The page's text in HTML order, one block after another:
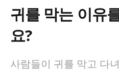
귀를 막는 이유
요?
사람들이 귀를 막고 다